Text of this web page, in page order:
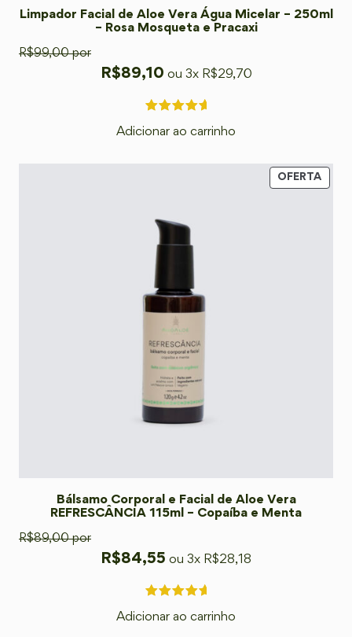
Limpador Facial de Aloe Vera Água Micelar – 250ml
– Rosa Mosqueta e Pracaxi
R$99,00por
R$89,10 ou 3x R$29,70
Adicionar ao carrinho
OFERTA
Bálsamo Corporal e Facial de Aloe Vera
REFRESCÂNCIA 115ml – Copaíba e Menta
R$89,00por
R$84,55 ou 3x R$28,18
Adicionar ao carrinho